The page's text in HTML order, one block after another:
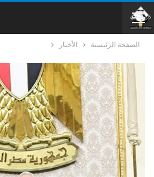
الصفحة الرئيسية الأخبار